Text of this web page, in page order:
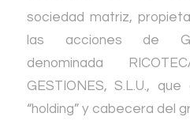
sociedad matriz,
las acciones de
denominada
GESTIONES, S.L.U.,
“holding” y cabecera del